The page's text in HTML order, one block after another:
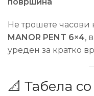
Не трошете часови
MANOR PENT 6×4,
уреден за кратко
📐 Табела